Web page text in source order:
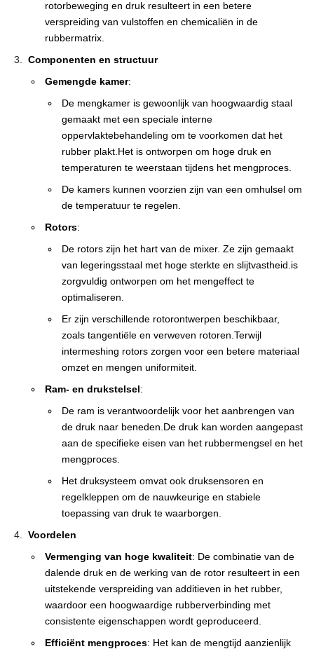
rotorbeweging en druk resulteert in een betere
verspreiding van vulstoffen en chemicaliën in de
rubbermatrix.
Componenten en structuur
Gemengde kamer:
De mengkamer is gewoonlijk van hoogwaardig staal
gemaakt met een speciale interne
oppervlaktebehandeling om te voorkomen dat het
rubber plakt.Het is ontworpen om hoge druk en
temperaturen te weerstaan tijdens het mengproces.
De kamers kunnen voorzien zijn van een omhulsel om
de temperatuur te regelen.
Rotors:
De rotors zijn het hart van de mixer. Ze zijn gemaakt
van legeringsstaal met hoge sterkte en slijtvastheid.is
zorgvuldig ontworpen om het mengeffect te
optimaliseren.
Er zijn verschillende rotorontwerpen beschikbaar,
zoals tangentiële en verweven rotoren.Terwijl
intermeshing rotors zorgen voor een betere materiaal
omzet en mengen uniformiteit.
Ram- en drukstelsel:
De ram is verantwoordelijk voor het aanbrengen van
de druk naar beneden.De druk kan worden aangepast
aan de specifieke eisen van het rubbermengsel en het
mengproces.
Het druksysteem omvat ook druksensoren en
regelkleppen om de nauwkeurige en stabiele
toepassing van druk te waarborgen.
Voordelen
Vermenging van hoge kwaliteit: De combinatie van de
dalende druk en de werking van de rotor resulteert in een
uitstekende verspreiding van additieven in het rubber,
waardoor een hoogwaardige rubberverbinding met
consistente eigenschappen wordt geproduceerd.
Efficiënt mengproces: Het kan de mengtijd aanzienlijk